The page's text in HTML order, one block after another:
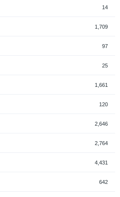
14
1,709
97
25
1,661
120
2,646
2,764
4,431
642